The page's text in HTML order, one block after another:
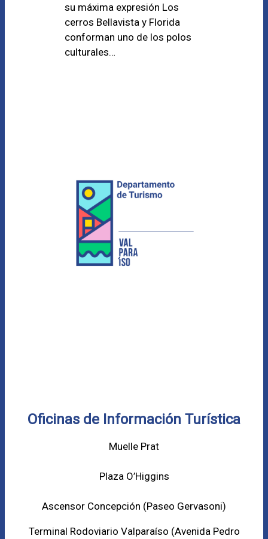
su máxima expresión Los
cerros Bellavista y Florida
conforman uno de los polos
culturales…
Oficinas de Información Turística
Muelle Prat
Plaza O’Higgins
Ascensor Concepción (Paseo Gervasoni)
Terminal Rodoviario Valparaíso (Avenida Pedro